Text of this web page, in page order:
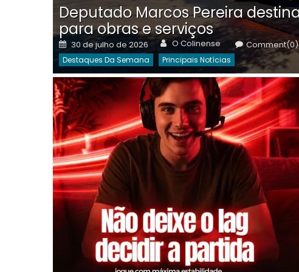
Deputado Marcos Pereira
para obras e serviços
Posted
on
30 de julho de 2026 Author
O Colinense Comment(0)
Destaques Da Semana Principais Notícias